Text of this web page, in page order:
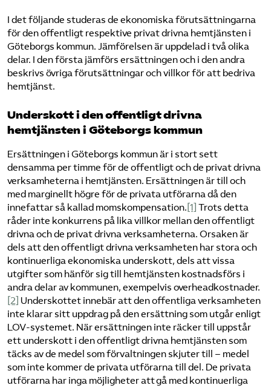
I det följande studeras de ekonomiska förutsättningarna
för den offentligt respektive privat drivna hemtjänsten i
Göteborgs kommun. Jämförelsen är uppdelad i två olika
delar. I den första jämförs ersättningen och i den andra
beskrivs övriga förutsättningar och villkor för att bedriva
hemtjänst.
Underskott i den offentligt drivna
hemtjänsten i Göteborgs kommun
Ersättningen i Göteborgs kommun är i stort sett
densamma per timme för de offentligt och de privat drivna
verksamheterna i hemtjänsten. Ersättningen är till och
med marginellt högre för de privata utförarna då den
innefattar så kallad momskompensation. [1] Trots detta
råder inte konkurrens på lika villkor mellan den offentligt
drivna och de privat drivna verksamheterna. Orsaken är
dels att den offentligt drivna verksamheten har stora och
kontinuerliga ekonomiska underskott, dels att vissa
utgifter som hänför sig till hemtjänsten kostnadsförs i
andra delar av kommunen, exempelvis overheadkostnader.
[2] Underskottet innebär att den offentliga verksamheten
inte klarar sitt uppdrag på den ersättning som utgår enligt
LOV-systemet. När ersättningen inte räcker till uppstår
ett underskott i den offentligt drivna hemtjänsten som
täcks av de medel som förvaltningen skjuter till – medel
som inte kommer de privata utförarna till del. De privata
utförarna har inga möjligheter att gå med kontinuerliga